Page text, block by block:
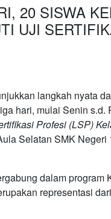
20 SISWA
UJI
langkah nyata
hari, mulai Senin s.d.
Profesi (LSP)
Selatan SMK
dalam program
representasi